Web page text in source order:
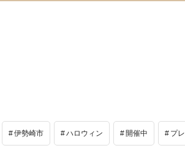
伊勢崎市 ハロウィン 開催中 プ